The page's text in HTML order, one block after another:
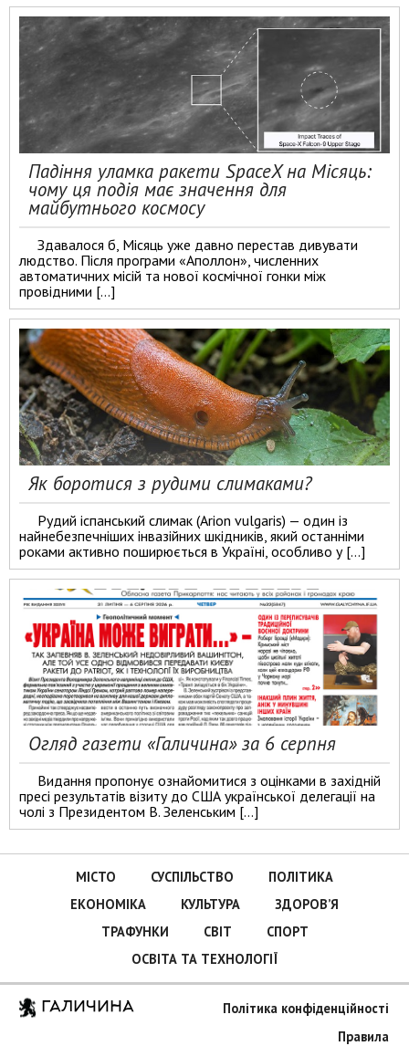
Падіння уламка ракети SpaceX на Місяць:
чому ця подія має значення для
майбутнього космосу
Здавалося б, Місяць уже давно перестав дивувати
людство. Після програми «Аполлон», численних
автоматичних місій та нової космічної гонки між
провідними […]
Як боротися з рудими слимаками?
Рудий іспанський слимак (Arion vulgaris) — один із
найнебезпечніших інвазійних шкідників, який останніми
роками активно поширюється в Україні, особливо у […]
Огляд газети «Галичина» за 6 серпня
Видання пропонує ознайомитися з оцінками в західній
пресі результатів візиту до США української делегації на
чолі з Президентом В. Зеленським […]
МІСТО СУСПІЛЬСТВО
ПОЛІТИКА
ЕКОНОМІКА
КУЛЬТУРА
ЗДОРОВ’Я
ТРАФУНКИ
СВІТ
СПОРТ
ОСВІТА ТА ТЕХНОЛОГІЇ
ГАЛИЧИНА
Політика конфіденційності
Правила